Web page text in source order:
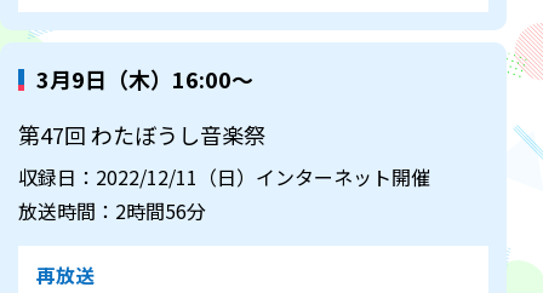
3月9日（木）16:00～
第47回 わたぼうし音楽祭
収録日：2022/12/11（日）インターネット開催
放送時間：2時間56分
再放送